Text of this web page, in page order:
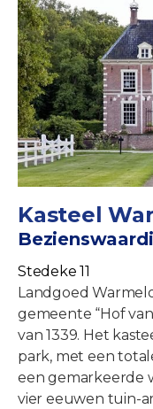
Kasteel
Stedeke 11
Landgoed
gemeente “Hof
van 1339. Het
park, met een
een gemarkeerde
vier eeuwen tuin-